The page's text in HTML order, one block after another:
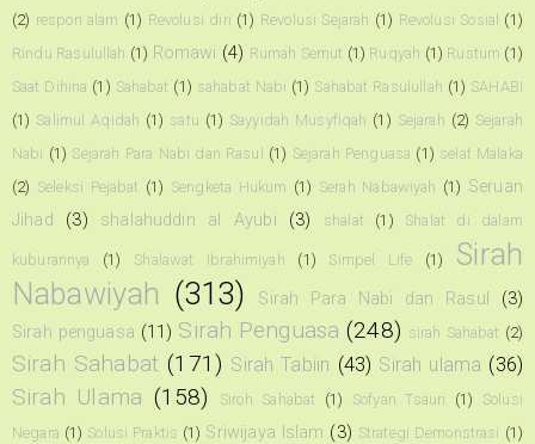
(2) respon alam (1) Revolusi diri (1) Revolusi Sejarah (1) Revolusi Sosial (1)
Rindu Rasulullah (1) Romawi (4) Rumah Semut (1) Ruqyah (1) Rustum (1)
Saat Dihina (1) Sahabat (1) sahabat Nabi (1) Sahabat Rasulullah (1) SAHABI
(1) Salimul Aqidah (1) satu (1) Sayyidah Musyfiqah (1) Sejarah (2) Sejarah
Nabi (1) Sejarah Para Nabi dan Rasul (1) Sejarah Penguasa (1) selat Malaka
(2) Seleksi Pejabat (1) Sengketa Hukum (1) Serah Nabawiyah (1) Seruan
Jihad
(3) shalahuddin al Ayubi (3) shalat (1) Shalat di dalam
kuburannya (1) Shalawat Ibrahimiyah (1) Simpel Life (1)
Sirah
Nabawiyah (313) Sirah Para Nabi dan Rasul
(3)
Sirah penguasa (11) Sirah Penguasa (248) sirah Sahabat (2)
Sirah Sahabat (171) Sirah Tabiin (43) Sirah ulama (36)
Sirah Ulama (158) Siroh Sahabat (1) Sofyan Tsauri (1)
Solusi
Negara (1) Solusi Praktis (1) Sriwijaya Islam (3) Strategi Demonstrasi (1)